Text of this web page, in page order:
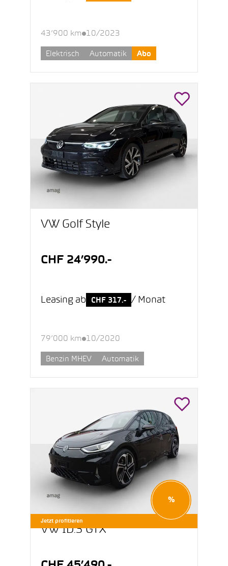
43’900 km 10/2023
Elektrisch Automatik Abo
VW Golf Style
CHF 24’990.-
Leasing ab CHF 317.- / Monat
79’000 km 10/2020
Benzin MHEV Automatik
Jetzt profitieren
%
VW ID.3 GTX